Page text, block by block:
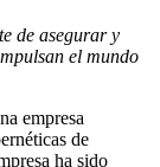
de asegurar y
el mundo
empresa
de
ha sido